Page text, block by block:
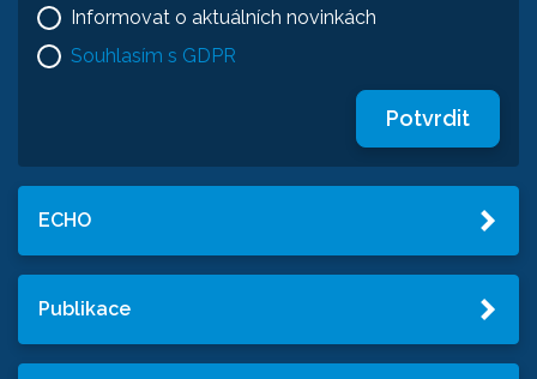
Informovat o aktuálních novinkách
Souhlasím s GDPR
Potvrdit
ECHO
Publikace